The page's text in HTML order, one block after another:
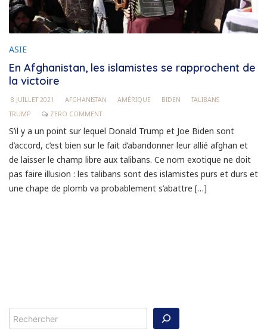
ASIE
En Afghanistan, les islamistes se rapprochent de
la victoire
8 JUILLET 2021 AFGHANISTAN AMÉRIQUE BIDEN
TALIBANS
TRUMP
ZERO COMMENT
S’il y a un point sur lequel Donald Trump et Joe Biden sont
d’accord, c’est bien sur le fait d’abandonner leur allié afghan et
de laisser le champ libre aux talibans. Ce nom exotique ne doit
pas faire illusion : les talibans sont des islamistes purs et durs et
une chape de plomb va probablement s’abattre […]
Rechercher